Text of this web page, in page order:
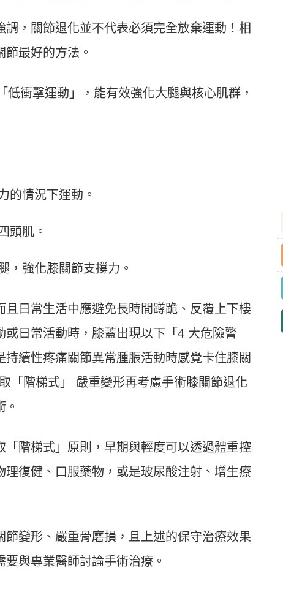
，關節退化並不代表必須完全放棄運動！相
最好的方法。
衝擊運動」，能有效強化大腿與核心肌群，
的情況下運動。
頭肌。
，強化膝關節支撐力。
日常生活中應避免長時間蹲跪、反覆上下樓
日常活動時，膝蓋出現以下「4 大危險警
續性疼痛關節異常腫脹活動時感覺卡住膝關
「階梯式」 嚴重變形再考慮手術膝關節退化
階梯式」原則，早期與輕度可以透過體重控
復健、口服藥物，或是玻尿酸注射、增生療
變形、嚴重骨磨損，且上述的保守治療效果
與專業醫師討論手術治療。